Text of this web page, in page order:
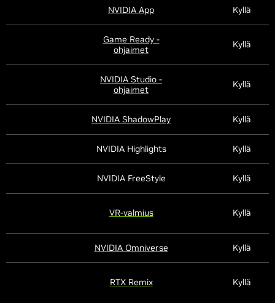
NVIDIA App Kyllä
Game Ready -
ohjaimet
Kyllä
NVIDIA Studio -
ohjaimet
Kyllä
NVIDIA ShadowPlay Kyllä
NVIDIA Highlights Kyllä
NVIDIA FreeStyle Kyllä
VR-valmius Kyllä
NVIDIA Omniverse Kyllä
RTX Remix Kyllä